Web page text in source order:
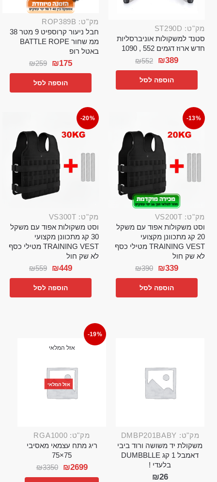
מק"ט: ST290D
סטנד למשקולות אוניברסליות
חדש ארוז דגמים 552 , 1090
₪552 ₪389
הוספה לסל
מק"ט: ROP389B
חבל ניעור קרוספיט 9 מטר 38
ממ שחור BATTLE ROPE
באטל רופ
₪259 ₪175
הוספה לסל
-13%
מק"ט: VS200T
וסט משקולות אפוד עם משקל
20 קג מתכוונן מקצועי
TRAINING VEST מטילי כסף
לא שק חול
₪390 ₪339
הוספה לסל
-20%
מק"ט: VS300T
וסט משקולות אפוד עם משקל
30 קג מתכוונן מקצועי
TRAINING VEST מטילי כסף
לא שק חול
₪559 ₪449
הוספה לסל
מק"ט: DMBP201BABY
משקולת יד משושה ורוד ביבי
דאמבל 1 קג DUMBBLLE
בלעדי !
₪26
-19%
אזל המלאי
אזל המלאי
מק"ט: RGA1000
ריג מתח עצמאי מאסיבי
75×75
₪3350 ₪2699